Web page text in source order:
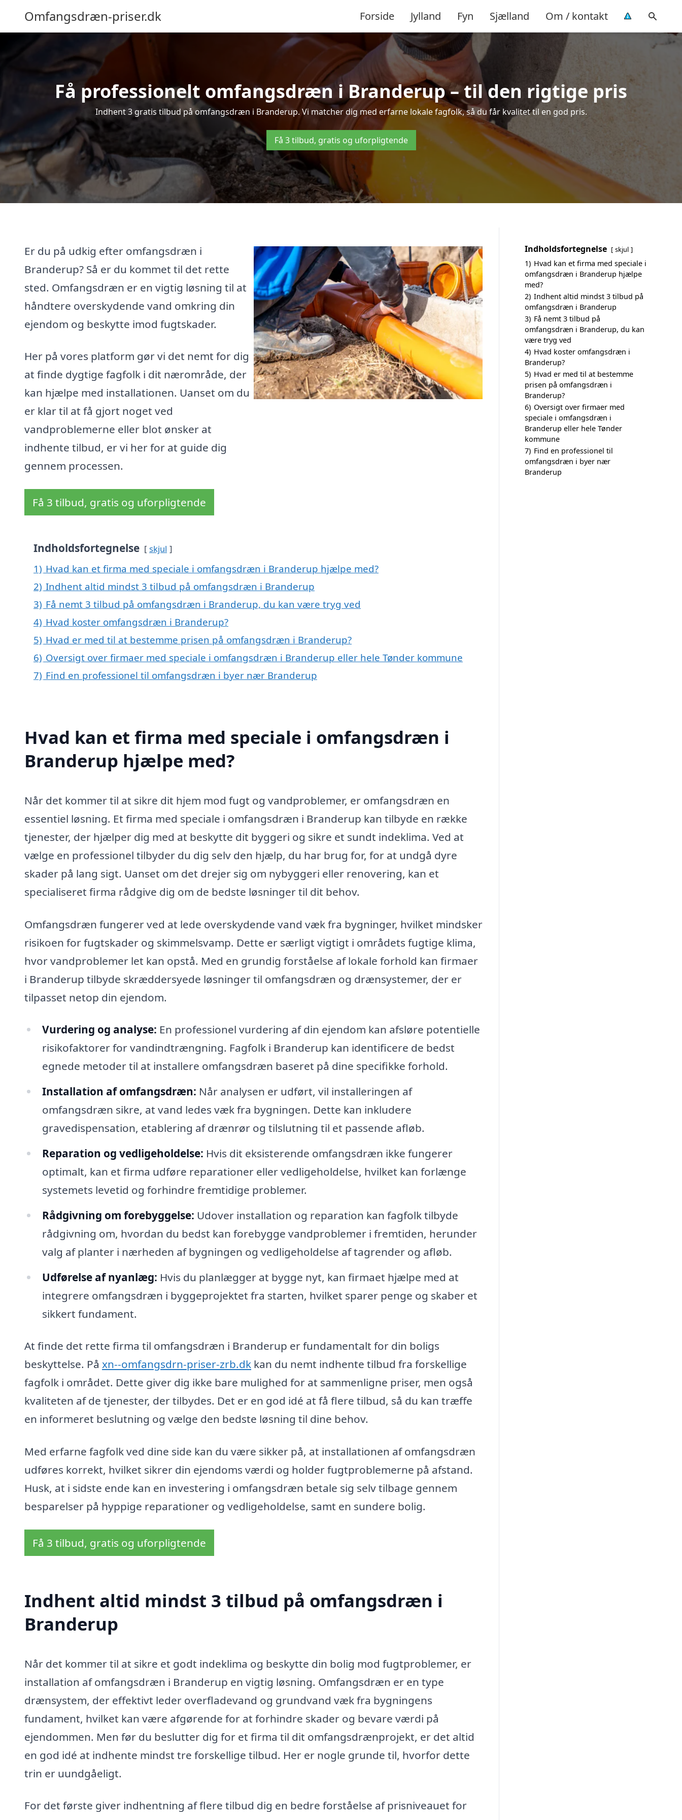
Omfangsdræn-priser.dk Forside Jylland Fyn Sjælland Om / kontakt
Få professionelt omfangsdræn i Branderup – til den rigtige pris
Indhent 3 gratis tilbud på omfangsdræn i Branderup. Vi matcher dig med erfarne lokale fagfolk, så du får kvalitet til en god pris.
Få 3 tilbud, gratis og uforpligtende
Er du på udkig efter omfangsdræn i
Branderup? Så er du kommet til det rette
sted. Omfangsdræn er en vigtig løsning til at
håndtere overskydende vand omkring din
ejendom og beskytte imod fugtskader.
Her på vores platform gør vi det nemt for dig
at finde dygtige fagfolk i dit nærområde, der
kan hjælpe med installationen. Uanset om du
er klar til at få gjort noget ved
vandproblemerne eller blot ønsker at
indhente tilbud, er vi her for at guide dig
gennem processen.
Få 3 tilbud, gratis og uforpligtende
Indholdsfortegnelse skjul
1) Hvad kan et firma med speciale i omfangsdræn i Branderup hjælpe med?
2) Indhent altid mindst 3 tilbud på omfangsdræn i Branderup
3) Få nemt 3 tilbud på omfangsdræn i Branderup, du kan være tryg ved
4) Hvad koster omfangsdræn i Branderup?
5) Hvad er med til at bestemme prisen på omfangsdræn i Branderup?
6) Oversigt over firmaer med speciale i omfangsdræn i Branderup eller hele Tønder kommune
7) Find en professionel til omfangsdræn i byer nær Branderup
Hvad kan et firma med speciale i omfangsdræn i
Branderup hjælpe med?
Når det kommer til at sikre dit hjem mod fugt og vandproblemer, er omfangsdræn en
essentiel løsning. Et firma med speciale i omfangsdræn i Branderup kan tilbyde en række
tjenester, der hjælper dig med at beskytte dit byggeri og sikre et sundt indeklima. Ved at
vælge en professionel tilbyder du dig selv den hjælp, du har brug for, for at undgå dyre
skader på lang sigt. Uanset om det drejer sig om nybyggeri eller renovering, kan et
specialiseret firma rådgive dig om de bedste løsninger til dit behov.
Omfangsdræn fungerer ved at lede overskydende vand væk fra bygninger, hvilket mindsker
risikoen for fugtskader og skimmelsvamp. Dette er særligt vigtigt i områdets fugtige klima,
hvor vandproblemer let kan opstå. Med en grundig forståelse af lokale forhold kan firmaer
i Branderup tilbyde skræddersyede løsninger til omfangsdræn og drænsystemer, der er
tilpasset netop din ejendom.
Vurdering og analyse: En professionel vurdering af din ejendom kan afsløre potentielle
risikofaktorer for vandindtrængning. Fagfolk i Branderup kan identificere de bedst
egnede metoder til at installere omfangsdræn baseret på dine specifikke forhold.
Installation af omfangsdræn: Når analysen er udført, vil installeringen af
omfangsdræn sikre, at vand ledes væk fra bygningen. Dette kan inkludere
gravedispensation, etablering af drænrør og tilslutning til et passende afløb.
Reparation og vedligeholdelse: Hvis dit eksisterende omfangsdræn ikke fungerer
optimalt, kan et firma udføre reparationer eller vedligeholdelse, hvilket kan forlænge
systemets levetid og forhindre fremtidige problemer.
Rådgivning om forebyggelse: Udover installation og reparation kan fagfolk tilbyde
rådgivning om, hvordan du bedst kan forebygge vandproblemer i fremtiden, herunder
valg af planter i nærheden af bygningen og vedligeholdelse af tagrender og afløb.
Udførelse af nyanlæg: Hvis du planlægger at bygge nyt, kan firmaet hjælpe med at
integrere omfangsdræn i byggeprojektet fra starten, hvilket sparer penge og skaber et
sikkert fundament.
At finde det rette firma til omfangsdræn i Branderup er fundamentalt for din boligs
beskyttelse. På xn--omfangsdrn-priser-zrb.dk kan du nemt indhente tilbud fra forskellige
fagfolk i området. Dette giver dig ikke bare mulighed for at sammenligne priser, men også
kvaliteten af de tjenester, der tilbydes. Det er en god idé at få flere tilbud, så du kan træffe
en informeret beslutning og vælge den bedste løsning til dine behov.
Med erfarne fagfolk ved dine side kan du være sikker på, at installationen af omfangsdræn
udføres korrekt, hvilket sikrer din ejendoms værdi og holder fugtproblemerne på afstand.
Husk, at i sidste ende kan en investering i omfangsdræn betale sig selv tilbage gennem
besparelser på hyppige reparationer og vedligeholdelse, samt en sundere bolig.
Få 3 tilbud, gratis og uforpligtende
Indhent altid mindst 3 tilbud på omfangsdræn i
Branderup
Når det kommer til at sikre et godt indeklima og beskytte din bolig mod fugtproblemer, er
installation af omfangsdræn i Branderup en vigtig løsning. Omfangsdræn er en type
drænsystem, der effektivt leder overfladevand og grundvand væk fra bygningens
fundament, hvilket kan være afgørende for at forhindre skader og bevare værdi på
ejendommen. Men før du beslutter dig for et firma til dit omfangsdrænprojekt, er det altid
en god idé at indhente mindst tre forskellige tilbud. Her er nogle grunde til, hvorfor dette
trin er uundgåeligt.
For det første giver indhentning af flere tilbud dig en bedre forståelse af prisniveauet for
Indholdsfortegnelse skjul
1) Hvad kan et firma med speciale i
omfangsdræn i Branderup hjælpe
med?
2) Indhent altid mindst 3 tilbud på
omfangsdræn i Branderup
3) Få nemt 3 tilbud på
omfangsdræn i Branderup, du kan
være tryg ved
4) Hvad koster omfangsdræn i
Branderup?
5) Hvad er med til at bestemme
prisen på omfangsdræn i
Branderup?
6) Oversigt over firmaer med
speciale i omfangsdræn i
Branderup eller hele Tønder
kommune
7) Find en professionel til
omfangsdræn i byer nær
Branderup